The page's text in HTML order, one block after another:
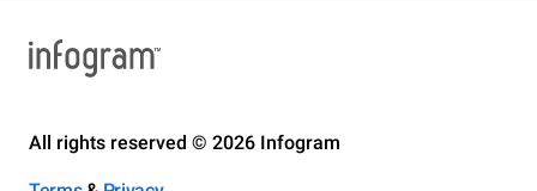
All rights reserved © 2026 Infogram